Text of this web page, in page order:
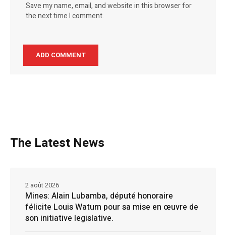
Save my name, email, and website in this browser for
the next time I comment.
The Latest News
Mines: Alain Lubamba, député honoraire
félicite Louis Watum pour sa mise en œuvre de
son initiative legislative.
2 août 2026